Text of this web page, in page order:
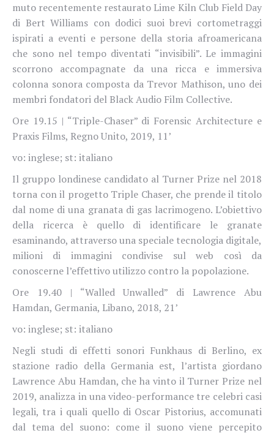
muto recentemente restaurato Lime Kiln Club Field Day
di Bert Williams con dodici suoi brevi cortometraggi
ispirati a eventi e persone della storia afroamericana
che sono nel tempo diventati “invisibili”. Le immagini
scorrono accompagnate da una ricca e immersiva
colonna sonora composta da Trevor Mathison, uno dei
membri fondatori del Black Audio Film Collective.
Ore 19.15 | “Triple-Chaser” di Forensic Architecture e
Praxis Films, Regno Unito, 2019, 11’
vo: inglese; st: italiano
Il gruppo londinese candidato al Turner Prize nel 2018
torna con il progetto Triple Chaser, che prende il titolo
dal nome di una granata di gas lacrimogeno. L’obiettivo
della ricerca è quello di identificare le granate
esaminando, attraverso una speciale tecnologia digitale,
milioni di immagini condivise sul web così da
conoscerne l’effettivo utilizzo contro la popolazione.
Ore 19.40 | “Walled Unwalled” di Lawrence Abu
Hamdan, Germania, Libano, 2018, 21’
vo: inglese; st: italiano
Negli studi di effetti sonori Funkhaus di Berlino, ex
stazione radio della Germania est, l’artista giordano
Lawrence Abu Hamdan, che ha vinto il Turner Prize nel
2019, analizza in una video-performance tre celebri casi
legali, tra i quali quello di Oscar Pistorius, accomunati
dal tema del suono: come il suono viene percepito